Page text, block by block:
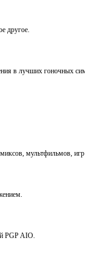
другое.
в лучших гоночных
мультфильмов, игр
PGP AIO.